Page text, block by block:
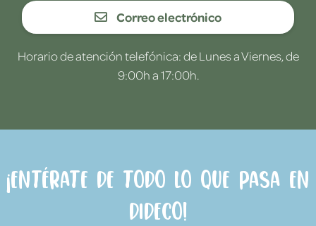
Correo electrónico
Horario de atención telefónica: de Lunes a Viernes, de
9:00h a 17:00h.
¡Entérate de todo lo que pasa en
Dideco!